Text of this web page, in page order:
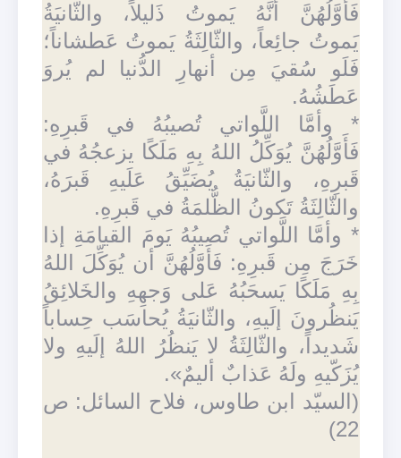
فَأَوَّلُهُنَّ أنَّهُ يَموتُ ذَليلاً، والثّانيَةُ
يَموتُ جائِعاً، والثّالِثَةُ يَموتُ عَطشاناً؛
فَلَو سُقيَ مِن أنهارِ الدُّنيا لم يُروَ
عَطَشُهُ.
* وأمَّا اللَّواتي تُصيبُهُ في قَبرِهِ:
فَأَوَّلُهُنَّ يُوَكِّلُ اللهُ بِهِ مَلَكًا يزعجُهُ في
قَبرِهِ، والثّانيَةُ يُضَيِّقُ عَلَيهِ قَبرَهُ،
والثّالِثَةُ تَكونُ الظُّلمَةُ في قَبرِهِ.
* وأمَّا اللَّواتي تُصيبُهُ يَومَ القيامَةِ إذا
خَرَجَ مِن قَبرِهِ: فَأَوَّلُهُنَّ أن يُوَكِّلَ اللهُ
بِهِ مَلَكًا يَسحَبُهُ عَلى وَجهِهِ والخَلائِقُ
يَنظُرونَ إلَيهِ، والثّانيَةُ يُحاسَب حِساباً
شَديداً، والثّالِثَةُ لا يَنظُرُ اللهُ إلَيهِ ولا
يُزَكّيهِ ولَهُ عَذابٌ أليمٌ».
(السيّد ابن طاوس، فلاح السائل: ص
22)